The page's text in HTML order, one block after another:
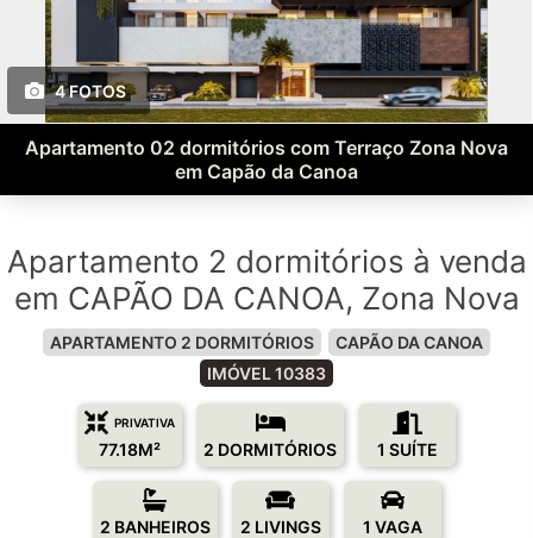
4 FOTOS
Apartamento 02 dormitórios com Terraço Zona Nova
em Capão da Canoa
Apartamento 2 dormitórios à venda
em CAPÃO DA CANOA, Zona Nova
APARTAMENTO 2 DORMITÓRIOS
CAPÃO DA CANOA
IMÓVEL 10383
PRIVATIVA
77.18M² 2 DORMITÓRIOS 1 SUÍTE
2 BANHEIROS 2 LIVINGS 1 VAGA